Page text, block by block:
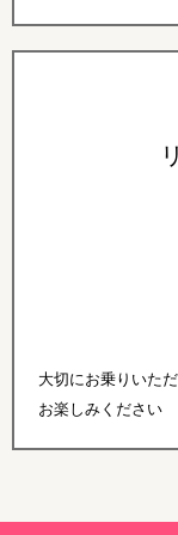
大切にお乗りいた
お楽しみください